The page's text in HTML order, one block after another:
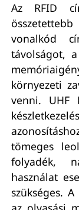
Az RFID
vonalkód
távolságot,
környezeti
venni. UHF
tömeges
folyadék,
használat
szükséges.